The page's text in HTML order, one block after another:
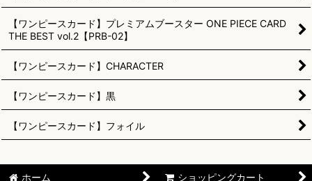
【ワンピースカード】プレミアムブースター ONE PIECE CARD
THE BEST vol.2【PRB-02】
【ワンピースカード】CHARACTER
【ワンピースカード】黒
【ワンピースカード】フォイル
ホーム ショッピングカート